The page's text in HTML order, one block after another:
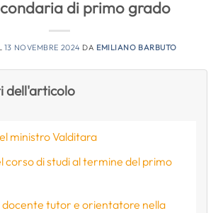
di primo grado
13 NOVEMBRE 2024 DA EMILIANO BARBUTO
dell'articolo
ministro Valditara
corso di studi al termine del primo
docente tutor e orientatore nella